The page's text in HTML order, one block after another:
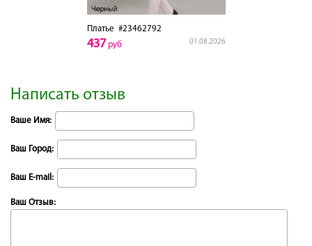
Платье #23462792
01.08.2026
437 руб
Написать отзыв
Ваше Имя:
Ваш Город:
Ваш E-mail:
Ваш Отзыв: